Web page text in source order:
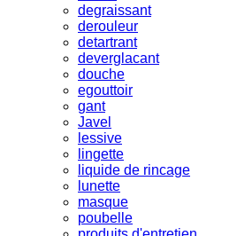
degraissant
derouleur
detartrant
deverglacant
douche
egouttoir
gant
Javel
lessive
lingette
liquide de rincage
lunette
masque
poubelle